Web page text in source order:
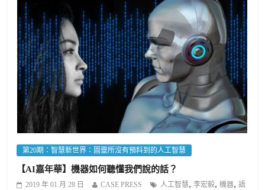
第20期：智慧新世界：圖靈所沒有預料到的人工智慧
【AI嘉年華】機器如何聽懂我們說的話？
2019 年 01 月 28 日 CASE PRESS 人工智慧,李宏毅,機器,語